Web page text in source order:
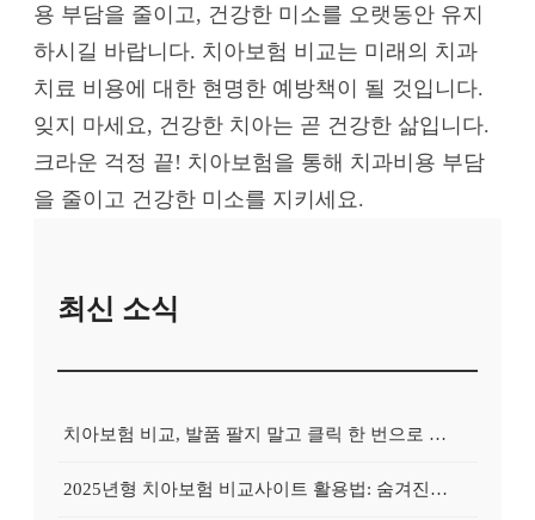
용 부담을 줄이고, 건강한 미소를 오랫동안 유지
하시길 바랍니다. 치아보험 비교는 미래의 치과
치료 비용에 대한 현명한 예방책이 될 것입니다.
잊지 마세요, 건강한 치아는 곧 건강한 삶입니다.
크라운 걱정 끝! 치아보험을 통해 치과비용 부담
을 줄이고 건강한 미소를 지키세요.
최신 소식
치아보험 비교, 발품 팔지 말고 클릭 한 번으로 끝내는 비법! 후기 대방출
2025년형 치아보험 비교사이트 활용법: 숨겨진 보험금 100% 환급 전략